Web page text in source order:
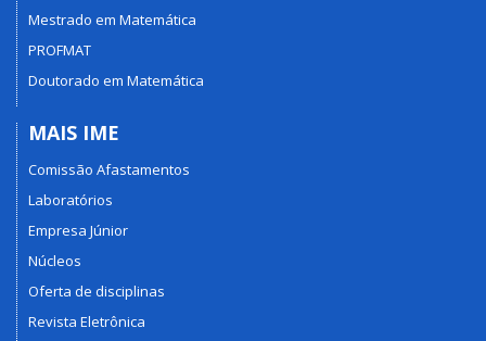
Mestrado em Matemática
PROFMAT
Doutorado em Matemática
MAIS IME
Comissão Afastamentos
Laboratórios
Empresa Júnior
Núcleos
Oferta de disciplinas
Revista Eletrônica